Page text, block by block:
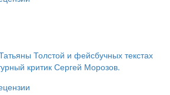
Толстой и фейсбучных текстах
критик Сергей Морозов.